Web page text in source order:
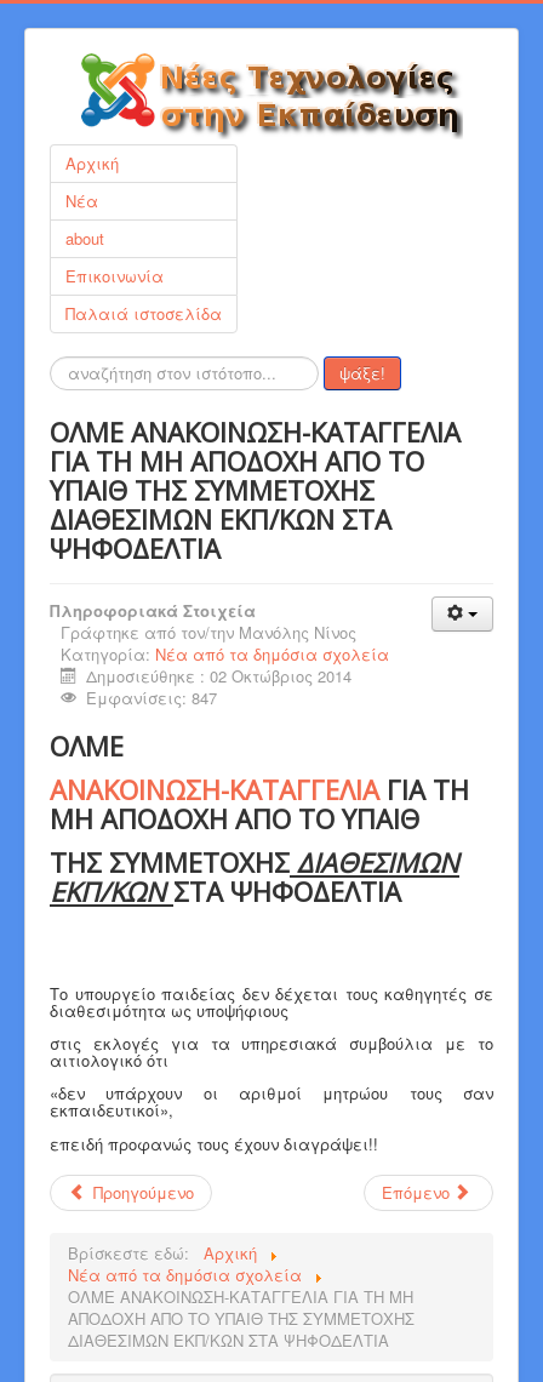
Αρχική
Νέα
about
Επικοινωνία
Παλαιά ιστοσελίδα
Αναζήτηση... ψάξε!
ΟΛΜΕ ΑΝΑΚΟΙΝΩΣΗ-ΚΑΤΑΓΓΕΛΙΑ
ΓΙΑ ΤΗ ΜΗ ΑΠΟΔΟΧΗ ΑΠΟ ΤΟ
ΥΠΑΙΘ ΤΗΣ ΣΥΜΜΕΤΟΧΗΣ
ΔΙΑΘΕΣΙΜΩΝ ΕΚΠ/ΚΩΝ ΣΤΑ
ΨΗΦΟΔΕΛΤΙΑ
Πληροφοριακά Στοιχεία
Γράφτηκε από τον/την Μανόλης Νίνος
Κατηγορία: Νέα από τα δημόσια σχολεία
Δημοσιεύθηκε : 02 Οκτώβριος 2014
Εμφανίσεις: 847
ΟΛΜΕ
ΑΝΑΚΟΙΝΩΣΗ-ΚΑΤΑΓΓΕΛΙΑΓΙΑ ΤΗ
ΜΗ ΑΠΟΔΟΧΗ ΑΠΟ ΤΟ ΥΠΑΙΘ
ΤΗΣ ΣΥΜΜΕΤΟΧΗΣ ΔΙΑΘΕΣΙΜΩΝ
ΕΚΠ/ΚΩΝ ΣΤΑ ΨΗΦΟΔΕΛΤΙΑ
Το υπουργείο παιδείας δεν δέχεται τους καθηγητές σε
διαθεσιμότητα ως υποψήφιους
στις εκλογές για τα υπηρεσιακά συμβούλια με το
αιτιολογικό ότι
«δεν υπάρχουν οι αριθμοί μητρώου τους σαν
εκπαιδευτικοί»,
επειδή προφανώς τους έχουν διαγράψει!!
Προηγούμενο Επόμενο
Βρίσκεστε εδώ:
Αρχική
Νέα από τα δημόσια σχολεία
ΟΛΜΕ ΑΝΑΚΟΙΝΩΣΗ-ΚΑΤΑΓΓΕΛΙΑ ΓΙΑ ΤΗ ΜΗ
ΑΠΟΔΟΧΗ ΑΠΟ ΤΟ ΥΠΑΙΘ ΤΗΣ ΣΥΜΜΕΤΟΧΗΣ
ΔΙΑΘΕΣΙΜΩΝ ΕΚΠ/ΚΩΝ ΣΤΑ ΨΗΦΟΔΕΛΤΙΑ